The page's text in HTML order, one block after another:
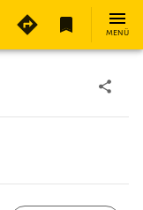
MENÜ